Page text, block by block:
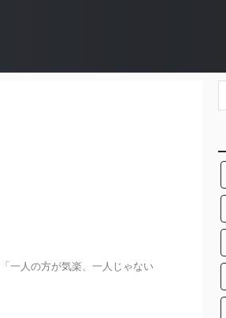
一人の方が気楽、一人じゃない